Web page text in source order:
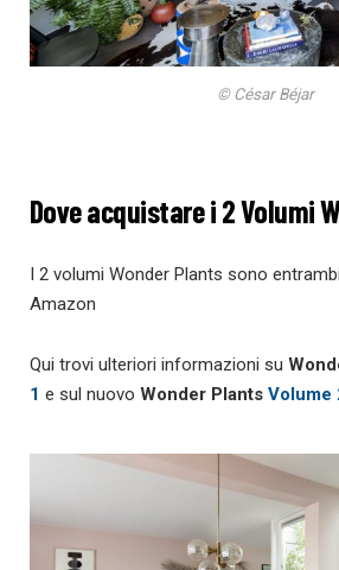
© César Béjar
Dove acquistare i 2 Volumi
I 2 volumi Wonder Plants sono
Amazon
Qui trovi ulteriori informazioni su
1 e sul nuovo Wonder Plants Volume